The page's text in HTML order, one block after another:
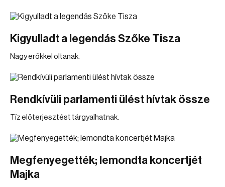
Kigyulladt a legendás Szőke Tisza
Nagy erőkkel oltanak.
Rendkívüli parlamenti ülést hívtak össze
Tíz előterjesztést tárgyalhatnak.
Megfenyegették; lemondta koncertjét
Majka